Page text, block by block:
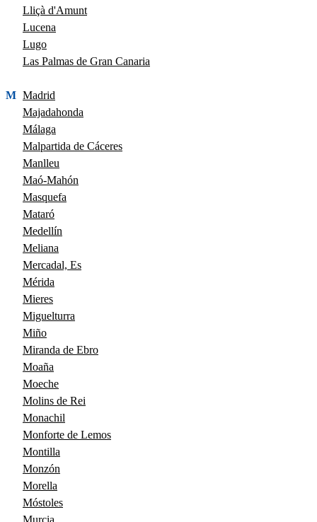
Lliçà d'Amunt
Lucena
Lugo
Las Palmas de Gran Canaria
M Madrid
Majadahonda
Málaga
Malpartida de Cáceres
Manlleu
Maó-Mahón
Masquefa
Mataró
Medellín
Meliana
Mercadal, Es
Mérida
Mieres
Miguelturra
Miño
Miranda de Ebro
Moaña
Moeche
Molins de Rei
Monachil
Monforte de Lemos
Montilla
Monzón
Morella
Móstoles
Murcia